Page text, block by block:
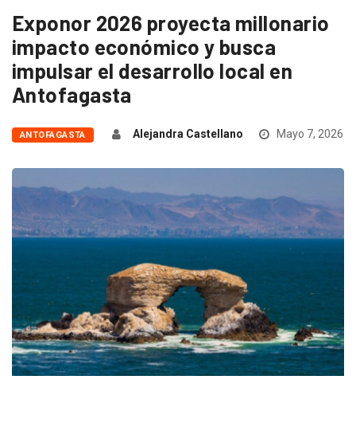
Exponor 2026 proyecta millonario
impacto económico y busca
impulsar el desarrollo local en
Antofagasta
ANTOFAGASTA Alejandra Castellano Mayo 7, 2026